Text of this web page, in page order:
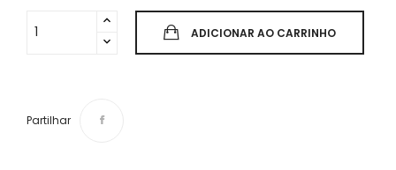
ADICIONAR AO CARRINHO
Partilhar